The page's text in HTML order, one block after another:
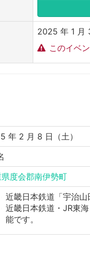
2025 年 1 月
このイベ
年 2 月 8 日（土）
県度会郡南伊勢町
近畿日本鉄道「宇治山
近畿日本鉄道・JR東
能です。